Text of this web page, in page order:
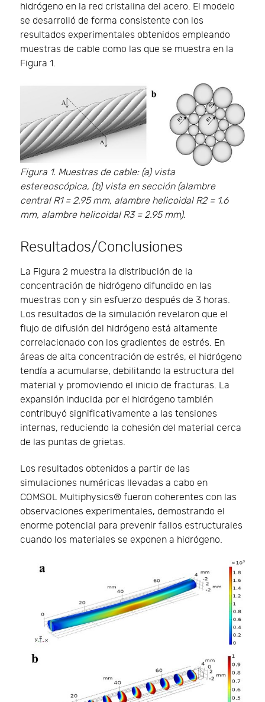
hidrógeno en la red cristalina del acero. El modelo
se desarrolló de forma consistente con los
resultados experimentales obtenidos empleando
muestras de cable como las que se muestra en la
Figura 1.
Figura 1. Muestras de cable: (a) vista
estereoscópica, (b) vista en sección (alambre
central R1 = 2.95 mm, alambre helicoidal R2 = 1.6
mm, alambre helicoidal R3 = 2.95 mm).
Resultados/Conclusiones
La Figura 2 muestra la distribución de la
concentración de hidrógeno difundido en las
muestras con y sin esfuerzo después de 3 horas.
Los resultados de la simulación revelaron que el
flujo de difusión del hidrógeno está altamente
correlacionado con los gradientes de estrés. En
áreas de alta concentración de estrés, el hidrógeno
tendía a acumularse, debilitando la estructura del
material y promoviendo el inicio de fracturas. La
expansión inducida por el hidrógeno también
contribuyó significativamente a las tensiones
internas, reduciendo la cohesión del material cerca
de las puntas de grietas.
Los resultados obtenidos a partir de las
simulaciones numéricas llevadas a cabo en
COMSOL Multiphysics® fueron coherentes con las
observaciones experimentales, demostrando el
enorme potencial para prevenir fallos estructurales
cuando los materiales se exponen a hidrógeno.